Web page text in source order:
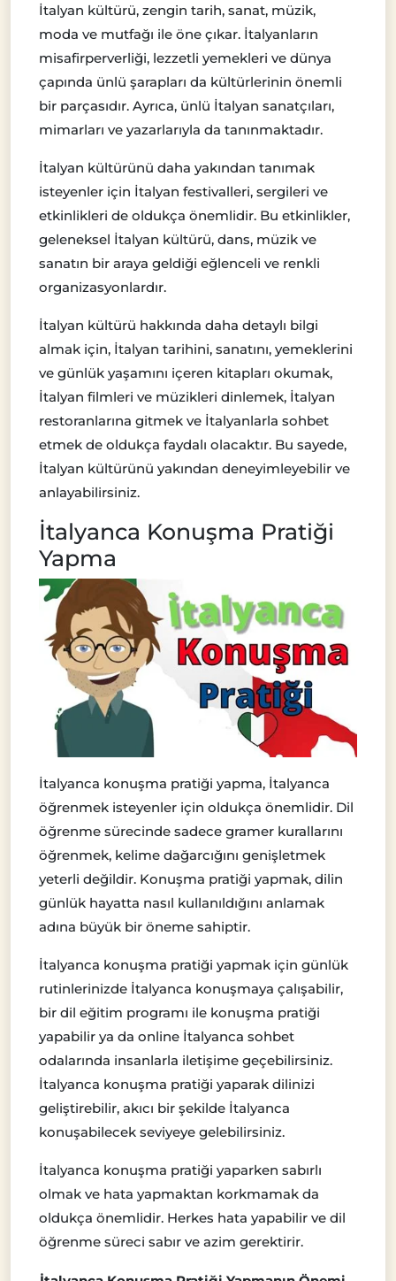
İtalyan kültürü, zengin tarih, sanat, müzik,
moda ve mutfağı ile öne çıkar. İtalyanların
misafirperverliği, lezzetli yemekleri ve dünya
çapında ünlü şarapları da kültürlerinin önemli
bir parçasıdır. Ayrıca, ünlü İtalyan sanatçıları,
mimarları ve yazarlarıyla da tanınmaktadır.
İtalyan kültürünü daha yakından tanımak
isteyenler için İtalyan festivalleri, sergileri ve
etkinlikleri de oldukça önemlidir. Bu etkinlikler,
geleneksel İtalyan kültürü, dans, müzik ve
sanatın bir araya geldiği eğlenceli ve renkli
organizasyonlardır.
İtalyan kültürü hakkında daha detaylı bilgi
almak için, İtalyan tarihini, sanatını, yemeklerini
ve günlük yaşamını içeren kitapları okumak,
İtalyan filmleri ve müzikleri dinlemek, İtalyan
restoranlarına gitmek ve İtalyanlarla sohbet
etmek de oldukça faydalı olacaktır. Bu sayede,
İtalyan kültürünü yakından deneyimleyebilir ve
anlayabilirsiniz.
İtalyanca Konuşma Pratiği
Yapma
İtalyanca konuşma pratiği yapma, İtalyanca
öğrenmek isteyenler için oldukça önemlidir. Dil
öğrenme sürecinde sadece gramer kurallarını
öğrenmek, kelime dağarcığını genişletmek
yeterli değildir. Konuşma pratiği yapmak, dilin
günlük hayatta nasıl kullanıldığını anlamak
adına büyük bir öneme sahiptir.
İtalyanca konuşma pratiği yapmak için günlük
rutinlerinizde İtalyanca konuşmaya çalışabilir,
bir dil eğitim programı ile konuşma pratiği
yapabilir ya da online İtalyanca sohbet
odalarında insanlarla iletişime geçebilirsiniz.
İtalyanca konuşma pratiği yaparak dilinizi
geliştirebilir, akıcı bir şekilde İtalyanca
konuşabilecek seviyeye gelebilirsiniz.
İtalyanca konuşma pratiği yaparken sabırlı
olmak ve hata yapmaktan korkmamak da
oldukça önemlidir. Herkes hata yapabilir ve dil
öğrenme süreci sabır ve azim gerektirir.